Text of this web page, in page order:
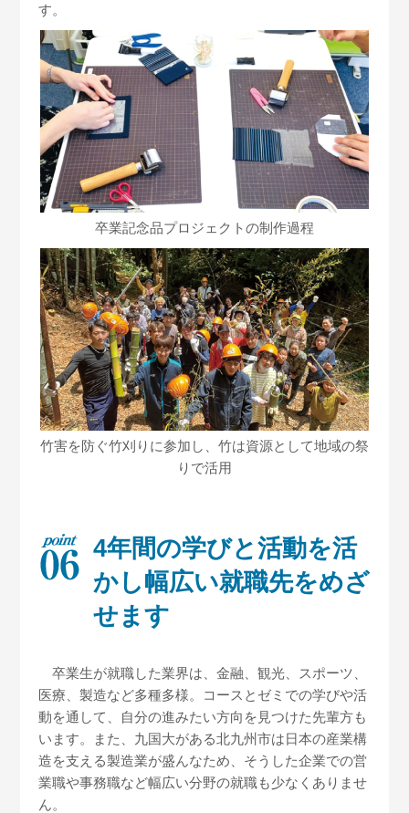
す。
卒業記念品プロジェクトの制作過程
竹害を防ぐ竹刈りに参加し、 竹は資源として地域の祭
りで活用
4年間の学びと活動を活
かし幅広い就職先をめざ
せます
卒業生が就職した業界は、金融、観光、スポーツ、
医療、製造など多種多様。コースとゼミでの学びや活
動を通して、自分の進みたい方向を見つけた先輩方も
います。また、九国大がある北九州市は日本の産業構
造を支える製造業が盛んなため、そうした企業での営
業職や事務職など幅広い分野の就職も少なくありませ
ん。